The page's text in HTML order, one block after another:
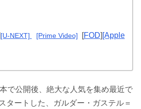
[U-NEXT] [Prime Video] [FOD] [Apple
で公開後、絶大な人気を集め最近で
タートした、ガルダー・ガステル＝